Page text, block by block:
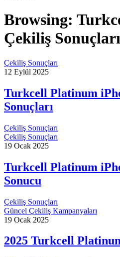
Browsing:
Çekiliş Sonuçları
Çekiliş Sonuçları
12 Eylül 2025
Turkcell Platinum
Sonuçları
Çekiliş Sonuçları
Çekiliş Sonuçları
19 Ocak 2025
Turkcell Platinum
Sonucu
Çekiliş Sonuçları
Güncel Çekiliş Kampanyaları
19 Ocak 2025
2025 Turkcell